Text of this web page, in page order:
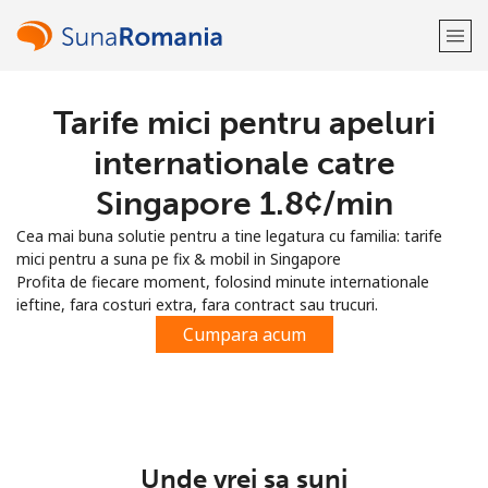
Bine-ai venit!
Inregistreaza-te cu
Tarife mici pentru apeluri
internationale catre
Singapore ⁦1.8¢⁩/min
Cea mai buna solutie pentru a tine legatura cu familia: tarife
mici pentru a suna pe fix & mobil in Singapore
Profita de fiecare moment, folosind minute internationale
ieftine, fara costuri extra, fara contract sau trucuri.
Cumpara acum
Unde vrei sa suni